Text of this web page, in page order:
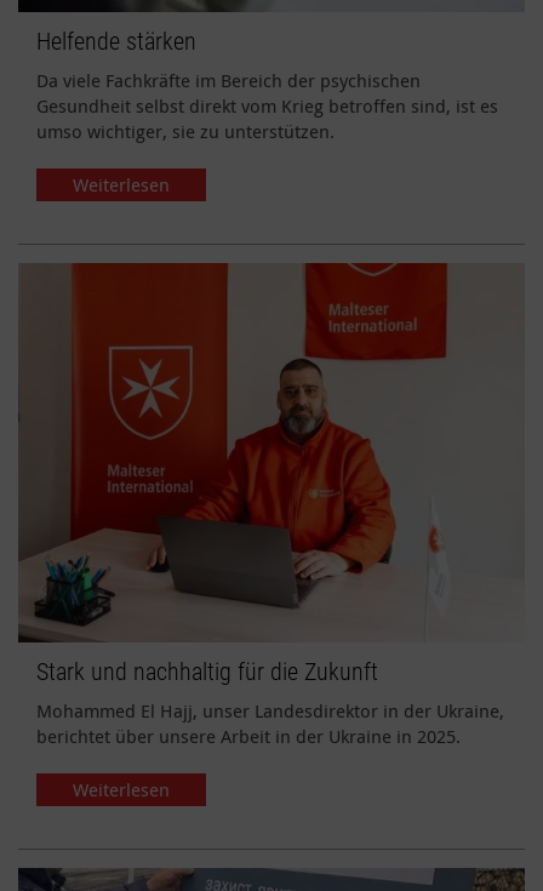
Helfende stärken
Da viele Fachkräfte im Bereich der psychischen
Gesundheit selbst direkt vom Krieg betroffen sind, ist es
umso wichtiger, sie zu unterstützen.
Weiterlesen
Stark und nachhaltig für die Zukunft
Mohammed El Hajj, unser Landesdirektor in der Ukraine,
berichtet über unsere Arbeit in der Ukraine in 2025.
Weiterlesen